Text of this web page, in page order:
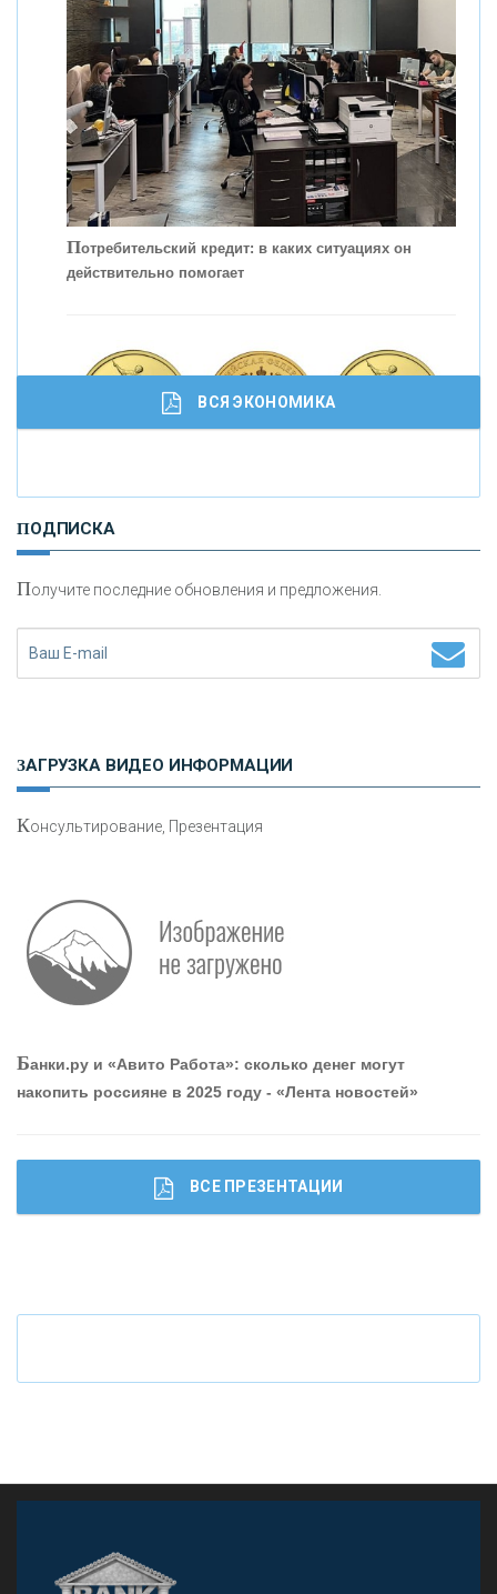
Скорость - один из главных трендов в
кредитовании бизнеса - «Интервью»
Работа мечты. Что банки делают для того, чтобы
привлечь и удержать персонал - «Интервью»
Потребительский кредит: в каких ситуациях он
действительно помогает
И
сохранения и увеличения капитала
Что будет с наличными деньгами при цифровом
ВСЯ ЭКОНОМИКА
ПОДПИСКА
Получите последние обновления и предложения.
ЗАГРУЗКА ВИДЕО ИНФОРМАЦИИ
Консультирование, Презентация
Банки.ру и «Авито Работа»: сколько денег могут
накопить россияне в 2025 году - «Лента новостей»
ВСЕ ПРЕЗЕНТАЦИИ